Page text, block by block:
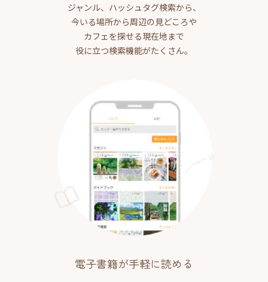
ジャンル、ハッシュタグ検索から、
今いる場所から周辺の見どころや
カフェを探せる現在地まで
役に立つ検索機能がたくさん。
電子書籍が手軽に読める